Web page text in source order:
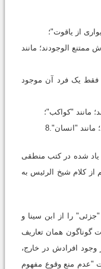
ممتنع الوجودند؛ مانند
فقط یک فرد آن موجود
شده در کتب منطقی
کلام شیخ الرئیس به
را از ابن سینا و
گوناگون همان تعاریف
وجود افرادش در خارج،
شده پذیرفته اند.10 عبارات "عدم منع وقوع مفهوم